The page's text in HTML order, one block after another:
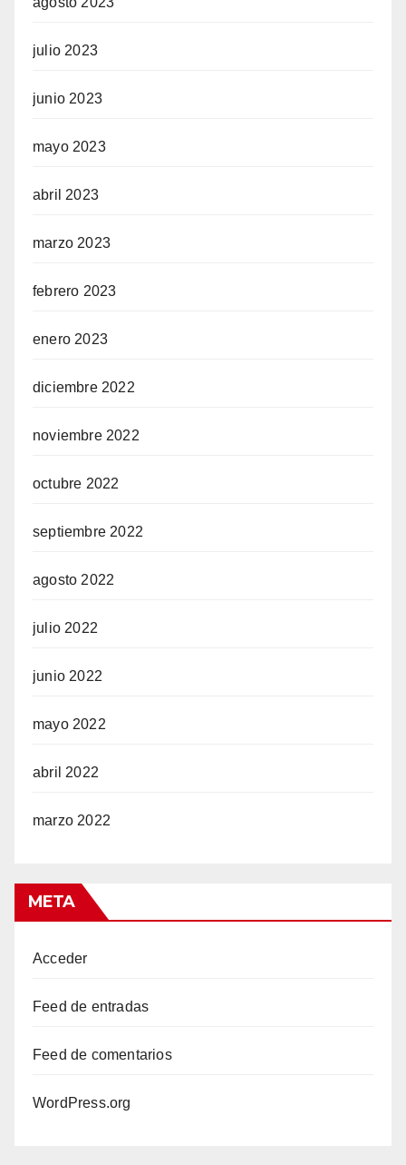
julio 2023
junio 2023
mayo 2023
abril 2023
marzo 2023
febrero 2023
enero 2023
diciembre 2022
noviembre 2022
octubre 2022
septiembre 2022
agosto 2022
julio 2022
junio 2022
mayo 2022
abril 2022
marzo 2022
META
Acceder
Feed de entradas
Feed de comentarios
WordPress.org